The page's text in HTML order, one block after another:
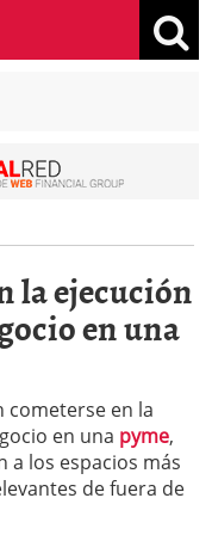
la ejecución
en una
en la
en una pyme,
los espacios más
de fuera de